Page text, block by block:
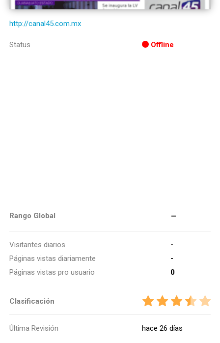
http://canal45.com.mx
Status Offline
Rango Global -
Visitantes diarios
-
Páginas vistas diariamente
-
Páginas vistas pro usuario
0
Clasificación
Última Revisión hace 26 días